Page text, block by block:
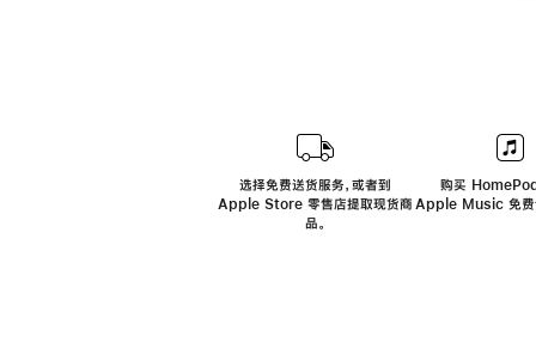
选择免费送货服务，或者到
Apple Store 零售店提取现货商
品。
购买
Apple Music 免费